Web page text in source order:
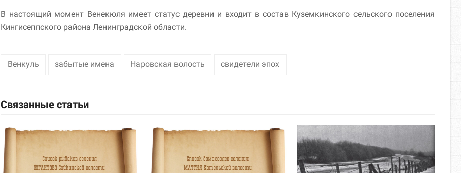
В настоящий момент Венекюля имеет статус деревни и входит в состав Куземкинского сельского поселения
Кингисеппского района Ленинградской области.
Венкуль забытые имена Наровская волость свидетели эпох
Связанные статьи